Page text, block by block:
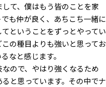
て、僕はもう皆のことを家
も仲が良く、あちこち一緒に
ということをずっとやってい
の種目よりも強いと思ってお
なと感じます。
ので、やはり強くなるため
と思っています。その中でナ